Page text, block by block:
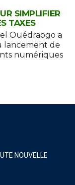
SIMPLIFIER
TAXES
Ouédraogo a
lancement de
numériques
NOUVELLE